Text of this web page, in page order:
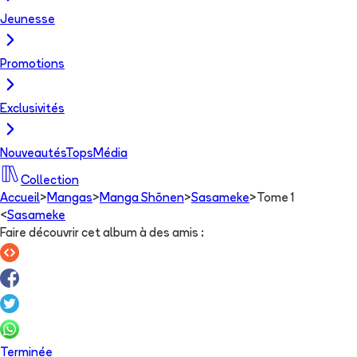
Jeunesse
Promotions
Exclusivités
NouveautésTops Média
Collection
Accueil> Mangas> Manga Shōnen>Sasameke> Tome 1
<Sasameke
Faire découvrir cet album à des amis :
Terminée